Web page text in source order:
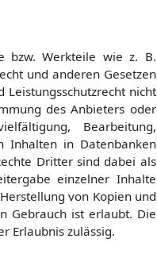
bzw. Werkteile wie z. B.
und anderen Gesetzen
Leistungsschutzrecht nicht
des Anbieters oder
Bearbeitung,
Inhalten in Datenbanken
Dritter sind dabei als
einzelner Inhalte
von Kopien und
Gebrauch ist erlaubt. Die
Erlaubnis zulässig.